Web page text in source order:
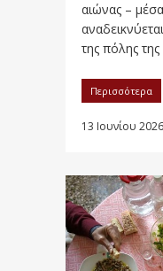
αιώνας –
της πόλης της
Περισσότερα
13 Ιουνίου 2026